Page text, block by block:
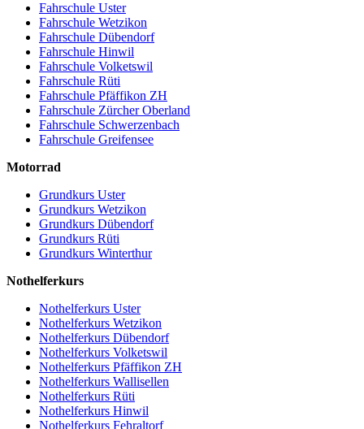
Fahrschule Uster
Fahrschule Wetzikon
Fahrschule Dübendorf
Fahrschule Hinwil
Fahrschule Volketswil
Fahrschule Rüti
Fahrschule Pfäffikon ZH
Fahrschule Zürcher Oberland
Fahrschule Schwerzenbach
Fahrschule Greifensee
Motorrad
Grundkurs Uster
Grundkurs Wetzikon
Grundkurs Dübendorf
Grundkurs Rüti
Grundkurs Winterthur
Nothelferkurs
Nothelferkurs Uster
Nothelferkurs Wetzikon
Nothelferkurs Dübendorf
Nothelferkurs Volketswil
Nothelferkurs Pfäffikon ZH
Nothelferkurs Wallisellen
Nothelferkurs Rüti
Nothelferkurs Hinwil
Nothelferkurs Fehraltorf